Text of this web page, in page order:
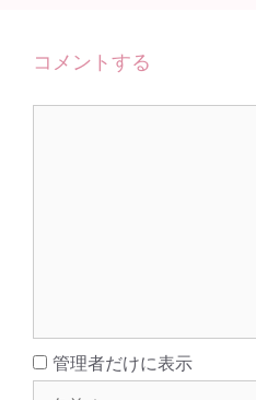
コメントする
管理者だけに表示名
前